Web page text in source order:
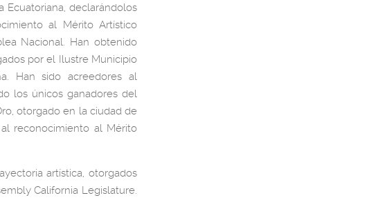
Ecuatoriana, declarándolos
al Mérito Artístico
Nacional. Han obtenido
por el Ilustre Municipio
Han sido acreedores al
los únicos ganadores del
otorgado en la ciudad de
reconocimiento al Mérito
artística, otorgados
California Legislature.